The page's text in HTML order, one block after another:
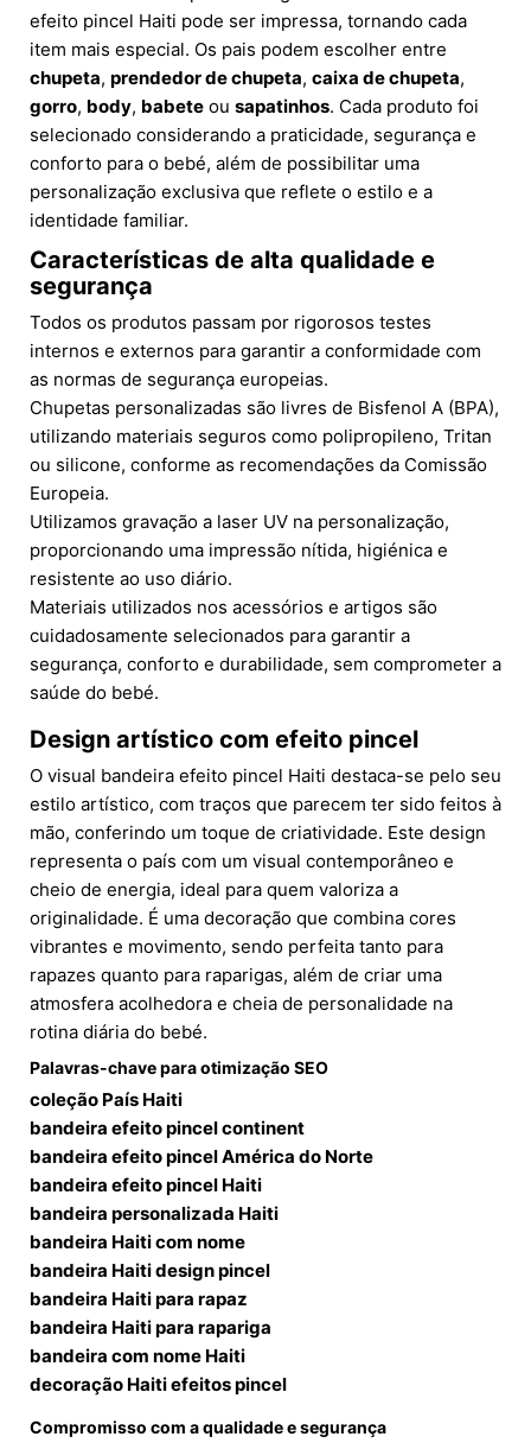
efeito pincel Haiti pode ser impressa, tornando cada
item mais especial. Os pais podem escolher entre
chupeta, prendedor de chupeta, caixa de chupeta,
gorro, body, babete ou sapatinhos. Cada produto foi
selecionado considerando a praticidade, segurança e
conforto para o bebé, além de possibilitar uma
personalização exclusiva que reflete o estilo e a
identidade familiar.
Características de alta qualidade e
segurança
Todos os produtos passam por rigorosos testes
internos e externos para garantir a conformidade com
as normas de segurança europeias.
Chupetas personalizadas são livres de Bisfenol A (BPA),
utilizando materiais seguros como polipropileno, Tritan
ou silicone, conforme as recomendações da Comissão
Europeia.
Utilizamos gravação a laser UV na personalização,
proporcionando uma impressão nítida, higiénica e
resistente ao uso diário.
Materiais utilizados nos acessórios e artigos são
cuidadosamente selecionados para garantir a
segurança, conforto e durabilidade, sem comprometer a
saúde do bebé.
Design artístico com efeito pincel
O visual bandeira efeito pincel Haiti destaca-se pelo seu
estilo artístico, com traços que parecem ter sido feitos à
mão, conferindo um toque de criatividade. Este design
representa o país com um visual contemporâneo e
cheio de energia, ideal para quem valoriza a
originalidade. É uma decoração que combina cores
vibrantes e movimento, sendo perfeita tanto para
rapazes quanto para raparigas, além de criar uma
atmosfera acolhedora e cheia de personalidade na
rotina diária do bebé.
Palavras-chave para otimização SEO
coleção País Haiti
bandeira efeito pincel continent
bandeira efeito pincel América do Norte
bandeira efeito pincel Haiti
bandeira personalizada Haiti
bandeira Haiti com nome
bandeira Haiti design pincel
bandeira Haiti para rapaz
bandeira Haiti para rapariga
bandeira com nome Haiti
decoração Haiti efeitos pincel
Compromisso com a qualidade e segurança